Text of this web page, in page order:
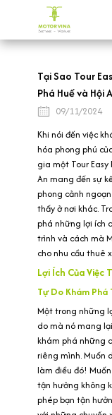
Tại Sao Tour
Phá Huế và Hội
09/11/2024
Khi nói đến việc
hóa phong phú
gia một Tour Easy
An mang đến sự
phong cảnh
thấy ở nơi khác.
phá những lợi ích
trình và cách mà
cho nhu cầu thuê
Lợi Ích Của Việc
Tự Do Khám Phá
Một trong những
do mà nó mang
khám phá những
riêng mình. Muốn
làm điều đó!
tận hưởng không
phép bạn tận